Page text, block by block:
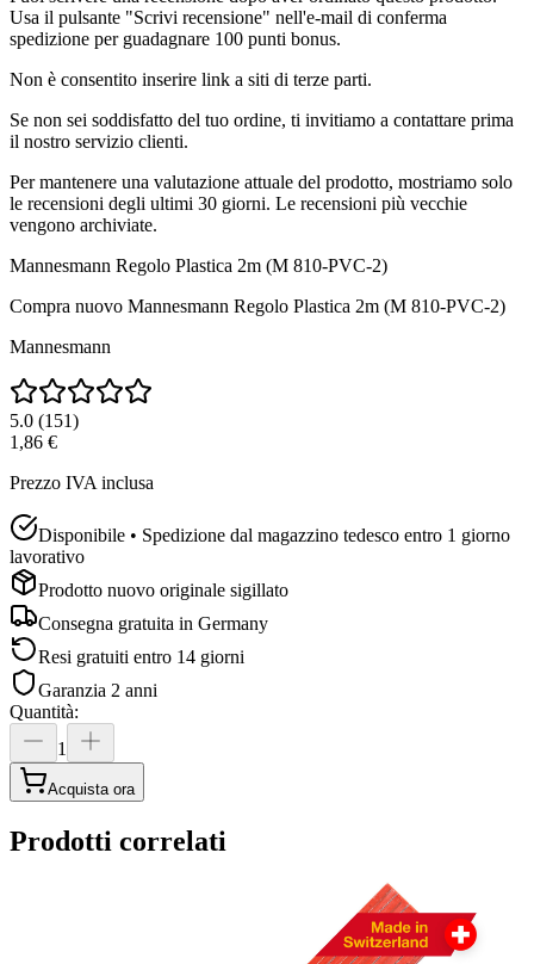
Usa il pulsante "Scrivi recensione" nell'e-mail di conferma
spedizione per guadagnare 100 punti bonus.
Non è consentito inserire link a siti di terze parti.
Se non sei soddisfatto del tuo ordine, ti invitiamo a contattare prima
il nostro servizio clienti.
Per mantenere una valutazione attuale del prodotto, mostriamo solo
le recensioni degli ultimi 30 giorni. Le recensioni più vecchie
vengono archiviate.
Mannesmann Regolo Plastica 2m (M 810-PVC-2)
Compra nuovo Mannesmann Regolo Plastica 2m (M 810-PVC-2)
Mannesmann
5.0 (151)
1,86 €
Prezzo IVA inclusa
Disponibile • Spedizione dal magazzino tedesco entro 1 giorno
lavorativo
Prodotto nuovo originale sigillato
Consegna gratuita in Germany
Resi gratuiti entro 14 giorni
Garanzia 2 anni
Quantità:
1
Acquista ora
Prodotti correlati